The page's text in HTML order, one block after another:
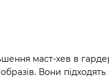
маст-хев в
Вони